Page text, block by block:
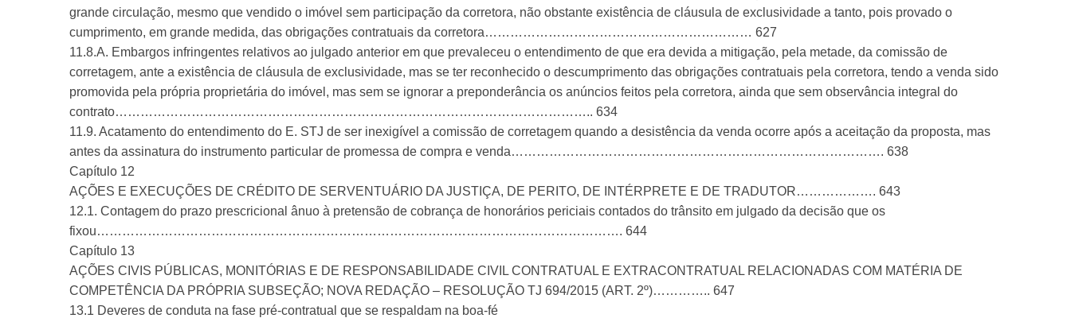
grande circulação, mesmo que vendido o imóvel sem participação da corretora, não obstante existência de cláusula de exclusividade a tanto, pois provado o
cumprimento, em grande medida, das obrigações contratuais da corretora……………………………………………………… 627
11.8.A. Embargos infringentes relativos ao julgado anterior em que prevaleceu o entendimento de que era devida a mitigação, pela metade, da comissão de
corretagem, ante a existência de cláusula de exclusividade, mas se ter reconhecido o descumprimento das obrigações contratuais pela corretora, tendo a venda sido
promovida pela própria proprietária do imóvel, mas sem se ignorar a preponderância os anúncios feitos pela corretora, ainda que sem observância integral do
contrato………………………………………………………………………………………………….. 634
11.9. Acatamento do entendimento do E. STJ de ser inexigível a comissão de corretagem quando a desistência da venda ocorre após a aceitação da proposta, mas
antes da assinatura do instrumento particular de promessa de compra e venda……………………………………………………………………………. 638
Capítulo 12
AÇÕES E EXECUÇÕES DE CRÉDITO DE SERVENTUÁRIO DA JUSTIÇA, DE PERITO, DE INTÉRPRETE E DE TRADUTOR………………. 643
12.1. Contagem do prazo prescricional ânuo à pretensão de cobrança de honorários periciais contados do trânsito em julgado da decisão que os
fixou……………………………………………………………………………………………………………. 644
Capítulo 13
AÇÕES CIVIS PÚBLICAS, MONITÓRIAS E DE RESPONSABILIDADE CIVIL CONTRATUAL E EXTRACONTRATUAL RELACIONADAS COM MATÉRIA DE
COMPETÊNCIA DA PRÓPRIA SUBSEÇÃO; NOVA REDAÇÃO – RESOLUÇÃO TJ 694/2015 (ART. 2º)………….. 647
13.1 Deveres de conduta na fase pré-contratual que se respaldam na boa-fé